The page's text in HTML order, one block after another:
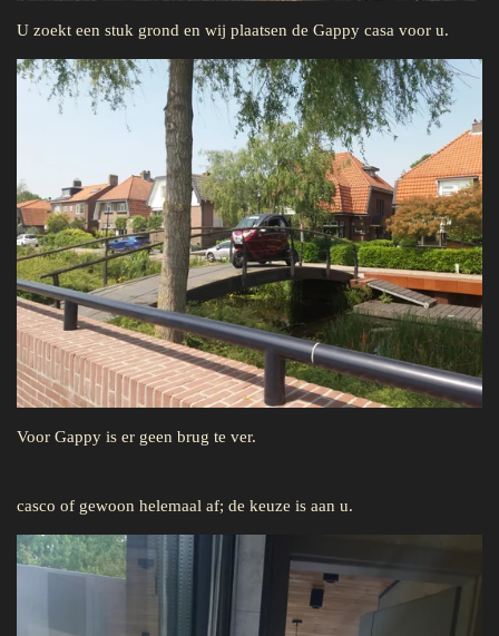
U zoekt een stuk grond en wij plaatsen de Gappy casa voor u.
Voor Gappy is er geen brug te ver.
casco of gewoon helemaal af; de keuze is aan u.